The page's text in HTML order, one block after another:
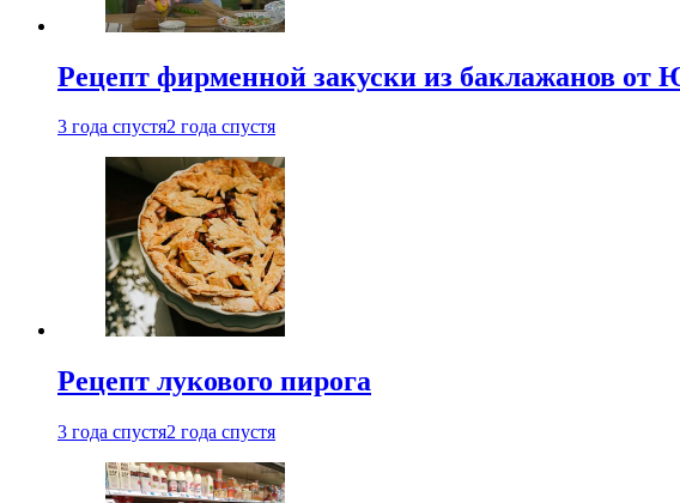
Рецепт фирменной закуски из баклажанов
3 года спустя2 года спустя
Рецепт лукового пирога
3 года спустя2 года спустя